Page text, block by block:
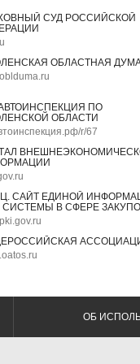
СУД РОССИЙСКОЙ
ОБЛАСТНАЯ
ПО
ОБЛАСТИ
r/67
САЙТ ЕДИНОЙ
СИСТЕМЫ В СФЕРЕ
ОБ